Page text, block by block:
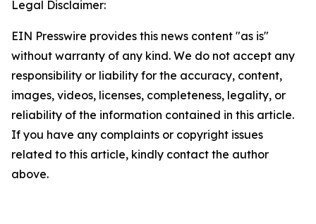
Legal Disclaimer:
EIN Presswire provides this news content "as is"
without warranty of any kind. We do not accept any
responsibility or liability for the accuracy, content,
images, videos, licenses, completeness, legality, or
reliability of the information contained in this article.
If you have any complaints or copyright issues
related to this article, kindly contact the author
above.